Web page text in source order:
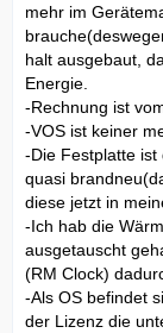
mehr im
halt ausgebaut,
Energie.
-Rechnung ist
-VOS ist keiner
-Die Festplatte ist
quasi
diese jetzt in
-Ich hab die
ausgetauscht
(RM Clock)
-Als OS befindet
der Lizenz die